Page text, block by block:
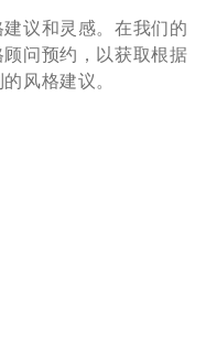
议和灵感。在我们的
问预约，以获取根据
风格建议。